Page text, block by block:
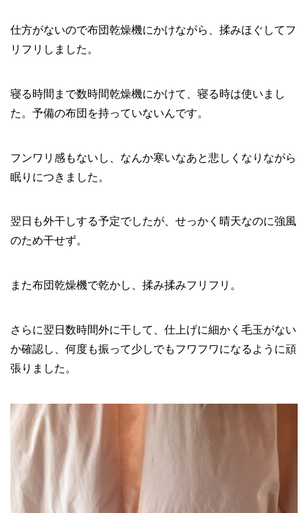
仕方がないので布団乾燥機にかけながら、揉みほぐしてフ
リフリしました。
寝る時間まで数時間乾燥機にかけて、寝る時は使いまし
た。予備の布団を持っていないんです。
フンワリ感もないし、なんか寒いなあと悲しくなりながら
眠りにつきました。
翌日も外干しする予定でしたが、せっかく晴天なのに強風
のため干せず。
また布団乾燥機で乾かし、揉み揉みフリフリ。
さらに翌日数時間外に干して、仕上げに細かく毛玉がない
か確認し、何度も振って少しでもフワフワになるように頑
張りました。